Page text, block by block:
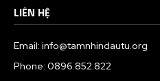
LIÊN HỆ
Email: info@tamnhindautu.org
Phone: 0896.852.822